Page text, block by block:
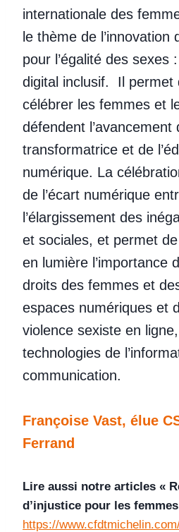
internationale des
le thème de l’innovation
pour l’égalité des sexes
digital inclusif. Il permet
célébrer les femmes et
défendent l’avancement
transformatrice et de
numérique. La
de l’écart numérique
l’élargissement des
et sociales, et permet
en lumière l’importance
droits des femmes et
espaces numériques et
violence sexiste en
technologies de
communication.
Françoise Vast, élue
Ferrand
Lire aussi notre articles «
d’injustice pour les
https://